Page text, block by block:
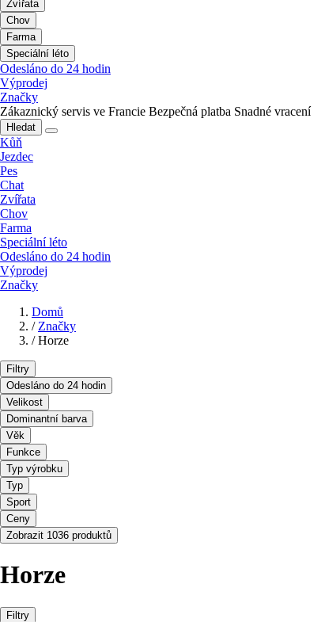
Zvířata
Chov
Farma
Speciální léto
Odesláno do 24 hodin
Výprodej
Značky
Zákaznický servis ve Francie Bezpečná platba Snadné vracení
Hledat
Kůň
Jezdec
Pes
Chat
Zvířata
Chov
Farma
Speciální léto
Odesláno do 24 hodin
Výprodej
Značky
Domů
/ Značky
/ Horze
Filtry
Odesláno do 24 hodin
Velikost
Dominantní barva
Věk
Funkce
Typ výrobku
Typ
Sport
Ceny
Zobrazit 1036 produktů
Horze
Filtry